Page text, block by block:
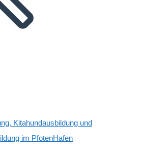
Kitahundausbildung und
im PfotenHafen